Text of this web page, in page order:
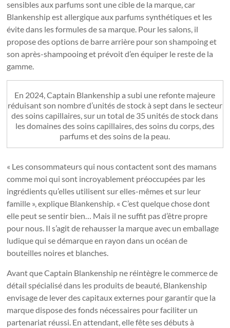
sensibles aux parfums sont une cible de la marque, car
Blankenship est allergique aux parfums synthétiques et les
évite dans les formules de sa marque. Pour les salons, il
propose des options de barre arrière pour son shampoing et
son après-shampooing et prévoit d’en équiper le reste de la
gamme.
En 2024, Captain Blankenship a subi une refonte majeure
réduisant son nombre d’unités de stock à sept dans le secteur
des soins capillaires, sur un total de 35 unités de stock dans
les domaines des soins capillaires, des soins du corps, des
parfums et des soins de la peau.
« Les consommateurs qui nous contactent sont des mamans
comme moi qui sont incroyablement préoccupées par les
ingrédients qu’elles utilisent sur elles-mêmes et sur leur
famille », explique Blankenship. « C’est quelque chose dont
elle peut se sentir bien… Mais il ne suffit pas d’être propre
pour nous. Il s’agit de rehausser la marque avec un emballage
ludique qui se démarque en rayon dans un océan de
bouteilles noires et blanches.
Avant que Captain Blankenship ne réintègre le commerce de
détail spécialisé dans les produits de beauté, Blankenship
envisage de lever des capitaux externes pour garantir que la
marque dispose des fonds nécessaires pour faciliter un
partenariat réussi. En attendant, elle fête ses débuts à